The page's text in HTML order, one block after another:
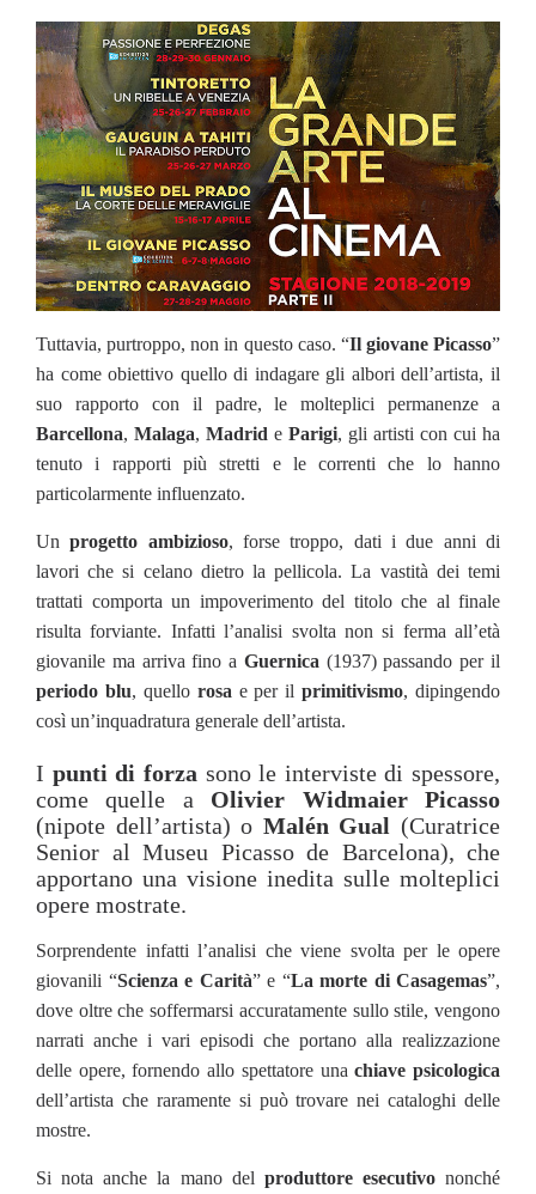
Tuttavia, purtroppo, non in questo caso. “Il giovane Picasso”
ha come obiettivo quello di indagare gli albori dell’artista, il
suo rapporto con il padre, le molteplici permanenze a
Barcellona, Malaga, Madrid e Parigi, gli artisti con cui ha
tenuto i rapporti più stretti e le correnti che lo hanno
particolarmente influenzato.
Unprogetto ambizioso, forse troppo, dati i due anni di
lavori che si celano dietro la pellicola. La vastità dei temi
trattati comporta un impoverimento del titolo che al finale
risulta forviante. Infatti l’analisi svolta non si ferma all’età
giovanile ma arriva fino a Guernica (1937) passando per il
periodo blu, quello rosa e per ilprimitivismo, dipingendo
così un’inquadratura generale dell’artista.
I punti di forza sono le interviste di spessore,
come quelle a Olivier Widmaier Picasso
(nipote dell’artista) o Malén Gual (Curatrice
Senior al Museu Picasso de Barcelona), che
apportano una visione inedita sulle molteplici
opere mostrate.
Sorprendente infatti l’analisi che viene svolta per le opere
giovanili “Scienza e Carità” e “La morte di Casagemas”,
dove oltre che soffermarsi accuratamente sullo stile, vengono
narrati anche i vari episodi che portano alla realizzazione
delle opere, fornendo allo spettatore unachiave psicologica
dell’artista che raramente si può trovare nei cataloghi delle
mostre.
Si nota anche la mano del produttore esecutivononché